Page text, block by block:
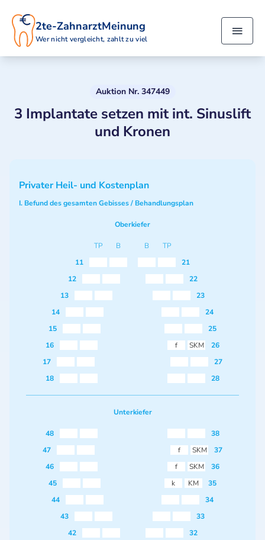
2te-ZahnarztMeinung
Wer nicht vergleicht, zahlt zu viel
Auktion Nr. 347449
3 Implantate setzen mit int. Sinuslift
und Kronen
Privater Heil- und Kostenplan
I. Befund des gesamten Gebisses / Behandlungsplan
Oberkiefer
TP B B
TP
11
21
12
22
13
23
14
24
15
25
16
f SKM
26
17
27
18
28
Unterkiefer
48
38
47
f SKM
37
46
f SKM
36
45
k KM
35
44
34
43
33
42
32